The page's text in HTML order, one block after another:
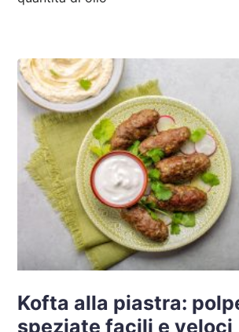
Kofta alla piastra:
speziate facili e veloci